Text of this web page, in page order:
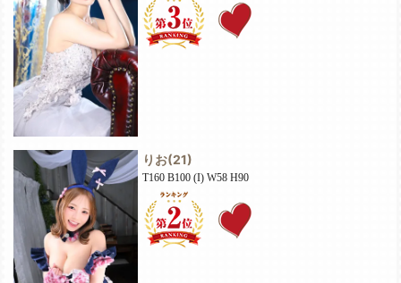
りお(21)
T160 B100 (I) W58 H90